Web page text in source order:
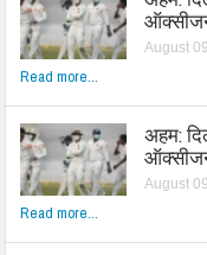
August
Read more...
अहम:
August
Read more...